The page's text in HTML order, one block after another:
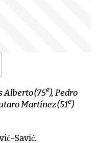
Alberto (75e), Pedro
Martínez (51e)
Savić.